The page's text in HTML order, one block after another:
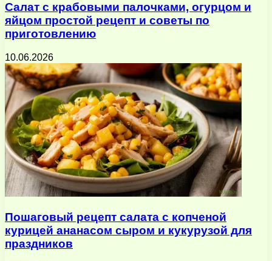
Салат с крабовыми палочками, огурцом и
яйцом простой рецепт и советы по
приготовлению
10.06.2026
Пошаговый рецепт салата с копченой
курицей ананасом сыром и кукурузой для
праздников